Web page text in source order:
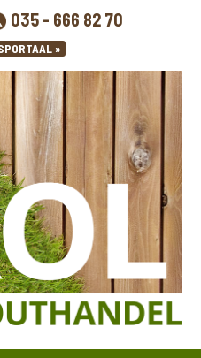
035 - 666 82 70